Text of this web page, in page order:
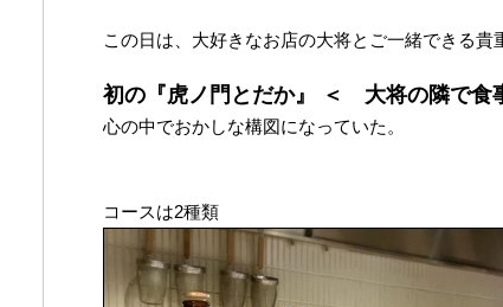
この日は、大好きなお店の大将とご一緒できる貴
初の『虎ノ門とだか』 ＜ 大将の隣で食
心の中でおかしな構図になっていた。
コースは2種類